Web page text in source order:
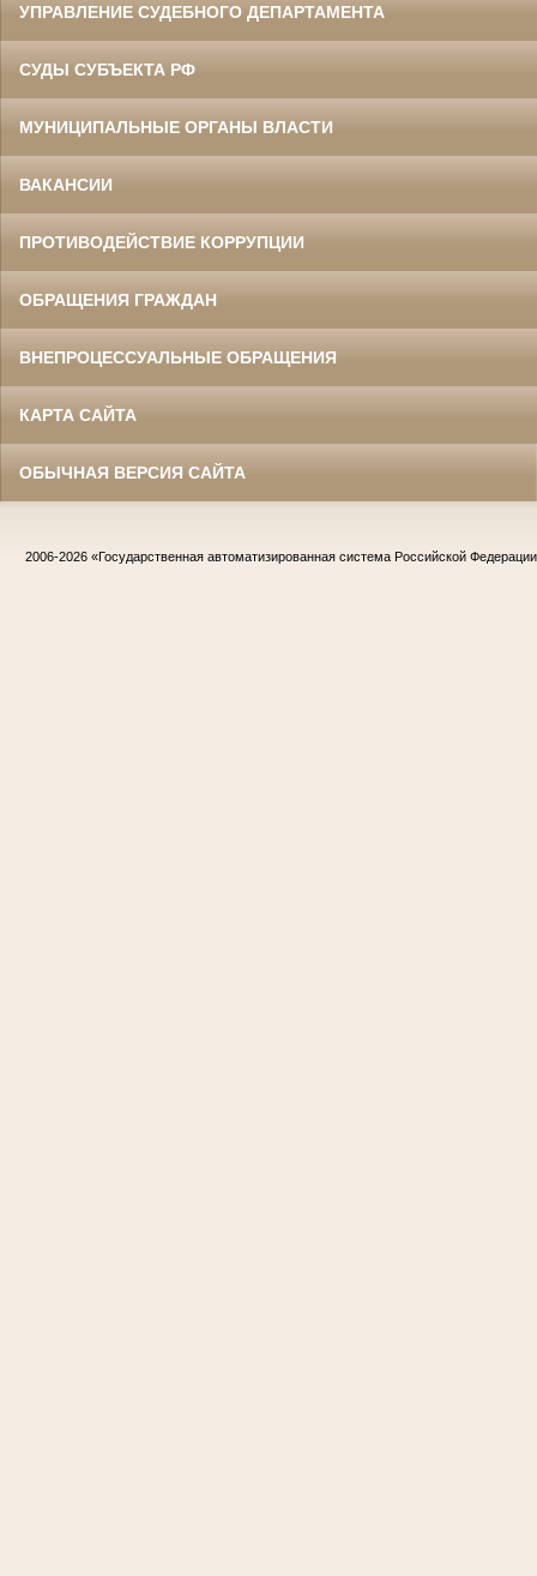
УПРАВЛЕНИЕ СУДЕБНОГО ДЕПАРТАМЕНТА
СУДЫ СУБЪЕКТА РФ
МУНИЦИПАЛЬНЫЕ ОРГАНЫ ВЛАСТИ
ВАКАНСИИ
ПРОТИВОДЕЙСТВИЕ КОРРУПЦИИ
ОБРАЩЕНИЯ ГРАЖДАН
ВНЕПРОЦЕССУАЛЬНЫЕ ОБРАЩЕНИЯ
КАРТА САЙТА
ОБЫЧНАЯ ВЕРСИЯ САЙТА
2006-2026 «Государственная автоматизированная система Российской